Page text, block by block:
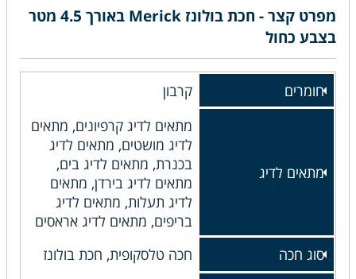
מפרט קצר - חכת בולונז Merick באורך 4.5 מטר
בצבע כחול
חומרים קרבון
מתאים לדיג
מתאים לדיג קרפיונים, מתאים
לדיג מושטים, מתאים לדיג
בכנרת, מתאים לדיג בים,
מתאים לדיג בירדן, מתאים
לדיג תעלות, מתאים לדיג
בריפים, מתאים לדיג אראסים
סוג חכה
חכה טלסקופית, חכת בולונז